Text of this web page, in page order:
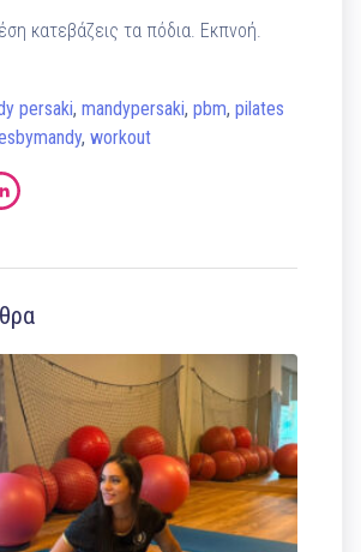
κατεβάζεις τα πόδια. Εκπνοή.
persaki,mandypersaki,pbm,pilates
,workout